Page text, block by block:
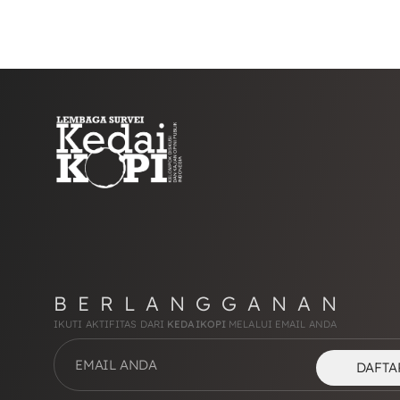
BERLANGGANAN
IKUTI AKTIFITAS DARI KEDAIKOPI MELALUI EMAIL ANDA